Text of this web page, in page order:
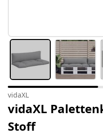
vidaXL
vidaXL
Stoff